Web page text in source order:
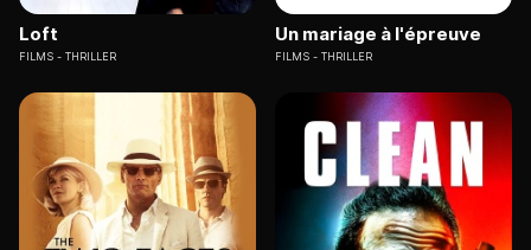
Loft
FILMS THRILLER
Un mariage à l'épreuve
FILMS THRILLER